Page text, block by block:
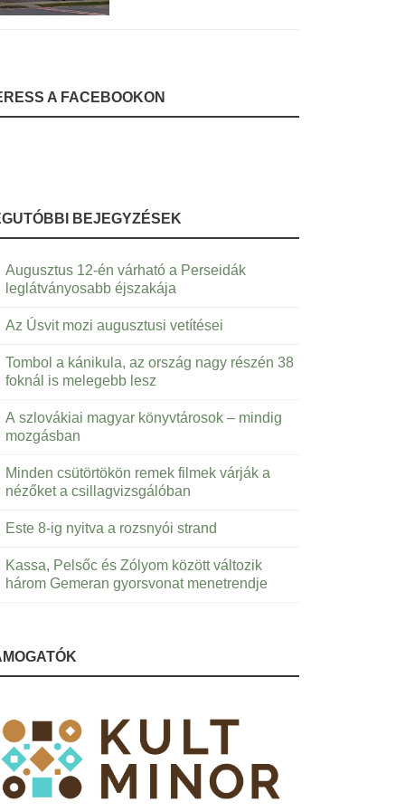
A FACEBOOKON
BEJEGYZÉSEK
Augusztus 12-én várható a Perseidák
leglátványosabb éjszakája
Az Úsvit mozi augusztusi vetítései
Tombol a kánikula, az ország nagy részén 38
foknál is melegebb lesz
A szlovákiai magyar könyvtárosok – mindig
mozgásban
Minden csütörtökön remek filmek várják a
nézőket a csillagvizsgálóban
Este 8-ig nyitva a rozsnyói strand
Kassa, Pelsőc és Zólyom között változik
három Gemeran gyorsvonat menetrendje